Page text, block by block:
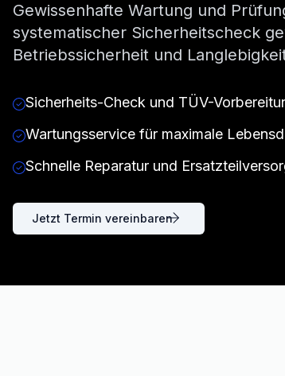
Gewissenhafte Wartung und
systematischer Sicherheitscheck
Betriebssicherheit und
Sicherheits-Check und TÜV-
Wartungsservice für maximale
Schnelle Reparatur und
Jetzt Termin vereinbaren